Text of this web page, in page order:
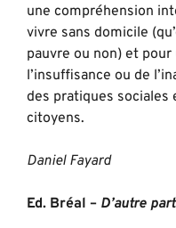
une compréhension
vivre sans domicile
pauvre ou non) et
l’insuffisance ou de
des pratiques
citoyens.
Daniel Fayard
Ed. Bréal – D’autre part